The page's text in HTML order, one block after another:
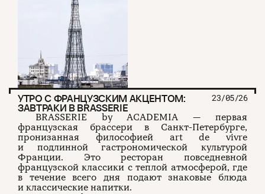
УТРО С ФРАНЦУЗСКИМ АКЦЕНТОМ:
ЗАВТРАКИ В BRASSERIE
23/05/26
BRASSERIE by ACADEMIA — первая
французская брассери в Санкт-Петербурге,
пронизанная философией art de vivre
и подлинной гастрономической культурой
Франции. Это ресторан повседневной
французской классики с теплой атмосферой, где
в течение всего дня подают знаковые блюда
и классические напитки.
Подписаться на журнал
Пользовательское соглашение
Политика конфиденциальности
16+
(c) ЧТИВО 2026. Все права защищены
Разработка:Astroshock